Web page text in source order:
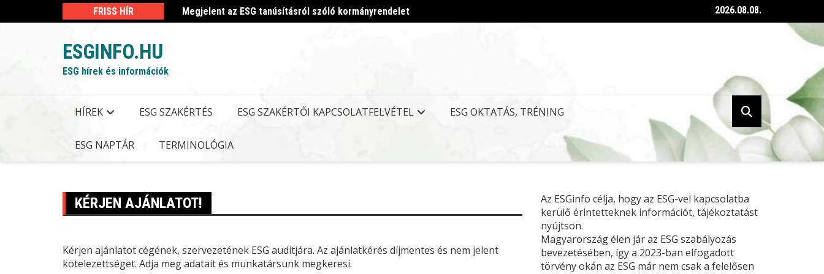
to
FRISS HÍR Megjelent az ESG tanúsításról szóló kormányrendelet Megjelent az ESG tanúsításról szóló kormányrendelet
2026.08.08.
ESGINFO.HU
ESG hírek és információk
HÍREK ESG SZAKÉRTÉS ESG SZAKÉRTŐI KAPCSOLATFELVÉTEL ESG OKTATÁS, TRÉNING
ESG NAPTÁR TERMINOLÓGIA
KÉRJEN AJÁNLATOT!
Kérjen ajánlatot cégének, szervezetének ESG auditjára. Az ajánlatkérés díjmentes és nem jelent
kötelezettséget. Adja meg adatait és munkatársunk megkeresi.
Az ESGinfo célja, hogy az ESG-vel kapcsolatba
kerülő érintetteknek információt, tájékoztatást
nyújtson.
Magyarország élen jár az ESG szabályozás
bevezetésében, így a 2023-ban elfogadott
törvény okán az ESG már nem csak a felelősen